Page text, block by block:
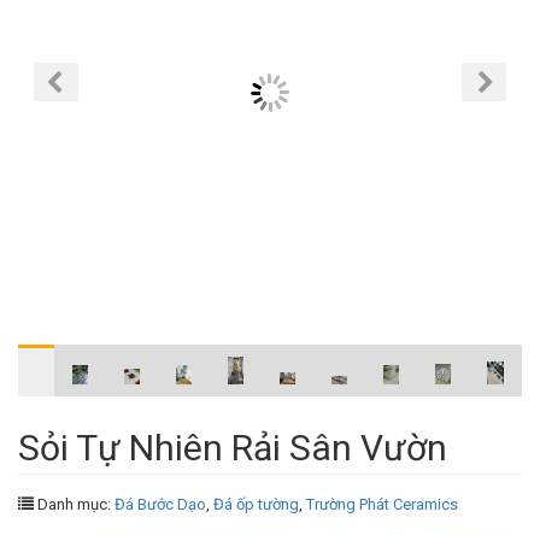
Sỏi Tự Nhiên Rải Sân Vườn
Danh mục: Đá Bước Dạo, Đá ốp tường,Trường Phát Ceramics